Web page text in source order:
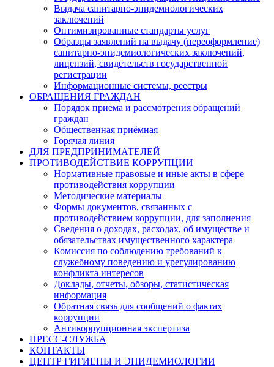
Выдача санитарно-эпидемиологических
заключений
Оптимизированные стандарты услуг
Образцы заявлений на выдачу (переоформление)
санитарно-эпидемиологических заключений,
лицензий, свидетельств государственной
регистрации
Информационные системы, реестры
ОБРАЩЕНИЯ ГРАЖДАН
Порядок приема и рассмотрения обращений
граждан
Общественная приёмная
Горячая линия
ДЛЯ ПРЕДПРИНИМАТЕЛЕЙ
ПРОТИВОДЕЙСТВИЕ КОРРУПЦИИ
Нормативные правовые и иные акты в сфере
противодействия коррупции
Методические материалы
Формы документов, связанных с
противодействием коррупции, для заполнения
Сведения о доходах, расходах, об имуществе и
обязательствах имущественного характера
Комиссия по соблюдению требований к
служебному поведению и урегулированию
конфликта интересов
Доклады, отчеты, обзоры, статистическая
информация
Обратная связь для сообщений о фактах
коррупции
Антикоррупционная экспертиза
ПРЕСС-СЛУЖБА
КОНТАКТЫ
ЦЕНТР ГИГИЕНЫ И ЭПИДЕМИОЛОГИИ